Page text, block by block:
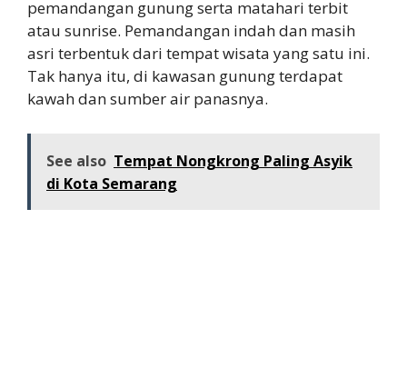
pemandangan gunung serta matahari terbit
atau sunrise. Pemandangan indah dan masih
asri terbentuk dari tempat wisata yang satu ini.
Tak hanya itu, di kawasan gunung terdapat
kawah dan sumber air panasnya.
See also Tempat Nongkrong Paling Asyik
di Kota Semarang